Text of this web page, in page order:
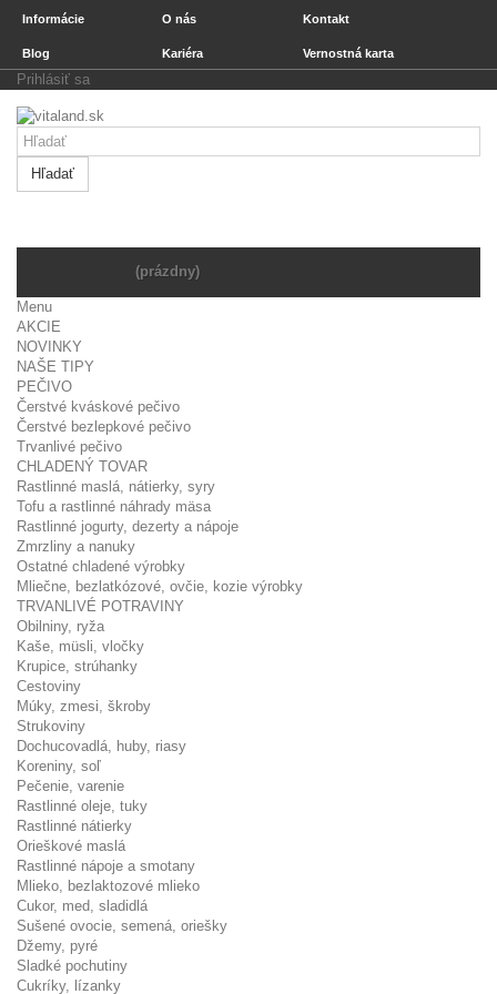
Informácie O nás Kontakt
Blog Kariéra Vernostná karta
Prihlásiť sa
Hľadať
(prázdny)
Menu
AKCIE
NOVINKY
NAŠE TIPY
PEČIVO
Čerstvé kváskové pečivo
Čerstvé bezlepkové pečivo
Trvanlivé pečivo
CHLADENÝ TOVAR
Rastlinné maslá, nátierky, syry
Tofu a rastlinné náhrady mäsa
Rastlinné jogurty, dezerty a nápoje
Zmrzliny a nanuky
Ostatné chladené výrobky
Mliečne, bezlatkózové, ovčie, kozie výrobky
TRVANLIVÉ POTRAVINY
Obilniny, ryža
Kaše, müsli, vločky
Krupice, strúhanky
Cestoviny
Múky, zmesi, škroby
Strukoviny
Dochucovadlá, huby, riasy
Koreniny, soľ
Pečenie, varenie
Rastlinné oleje, tuky
Rastlinné nátierky
Orieškové maslá
Rastlinné nápoje a smotany
Mlieko, bezlaktozové mlieko
Cukor, med, sladidlá
Sušené ovocie, semená, oriešky
Džemy, pyré
Sladké pochutiny
Cukríky, lízanky